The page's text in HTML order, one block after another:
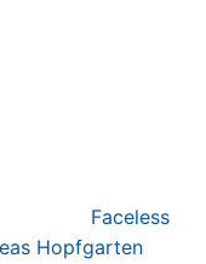
Faceless
Hopfgarten